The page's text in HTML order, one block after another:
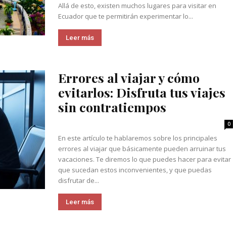
Allá de esto, existen muchos lugares para visitar en
Ecuador que te permitirán experimentar lo...
Leer más
Errores al viajar y cómo
evitarlos: Disfruta tus viajes
sin contratiempos
0
En este artículo te hablaremos sobre los principales
errores al viajar que básicamente pueden arruinar tus
vacaciones. Te diremos lo que puedes hacer para evitar
que sucedan estos inconvenientes, y que puedas
disfrutar de...
Leer más